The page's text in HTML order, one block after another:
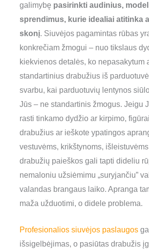
galimybę pasirinkti audinius,
sprendimus, kurie idealiai atitinka
skonį. Siuvėjos pagamintas rūbas
konkrečiam žmogui – nuo tikslaus
kiekvienos detalės, ko nepasakytum
standartinius drabužius iš
svarbu, kai parduotuvių lentynos siūlo
Jūs – ne standartinis žmogus. Jeigu
rasti tinkamo dydžio ar kirpimo,
drabužius ar ieškote ypatingos
vestuvėms, krikštynoms,
drabužių paieškos gali tapti dideliu
nemaloniu užsiėmimu „suryjančiu”
valandas brangaus laiko. Apranga
maža užduotimi, o didele problema.
Profesionalios siuvėjos paslaugos
išsigelbėjimas, o pasiūtas drabužis